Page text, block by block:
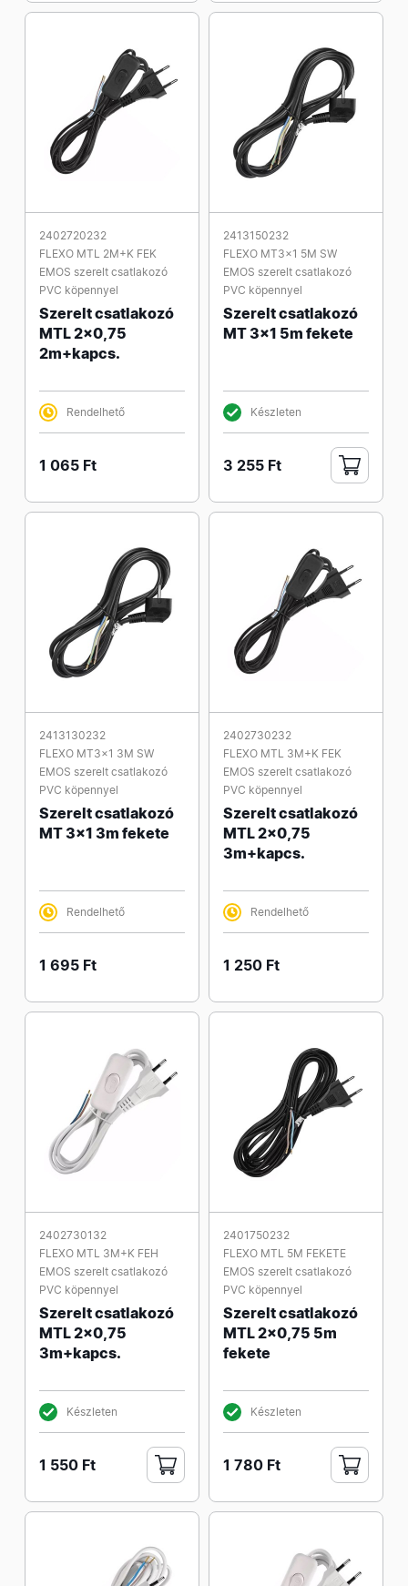
2402720232
FLEXO MTL 2M+K FEK
EMOS szerelt csatlakozó
PVC köpennyel
Szerelt csatlakozó
MTL 2x0,75
2m+kapcs.
Rendelhető
1 065 Ft
2413150232
FLEXO MT3x1 5M SW
EMOS szerelt csatlakozó
PVC köpennyel
Szerelt csatlakozó
MT 3x1 5m fekete
Készleten
3 255 Ft
2413130232
FLEXO MT3x1 3M SW
EMOS szerelt csatlakozó
PVC köpennyel
Szerelt csatlakozó
MT 3x1 3m fekete
Rendelhető
1 695 Ft
2402730232
FLEXO MTL 3M+K FEK
EMOS szerelt csatlakozó
PVC köpennyel
Szerelt csatlakozó
MTL 2x0,75
3m+kapcs.
Rendelhető
1 250 Ft
2402730132
FLEXO MTL 3M+K FEH
EMOS szerelt csatlakozó
PVC köpennyel
Szerelt csatlakozó
MTL 2x0,75
3m+kapcs.
Készleten
1 550 Ft
2401750232
FLEXO MTL 5M FEKETE
EMOS szerelt csatlakozó
PVC köpennyel
Szerelt csatlakozó
MTL 2x0,75 5m
fekete
Készleten
1 780 Ft